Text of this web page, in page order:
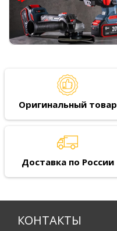
Оригинальный товар
Доставка по России
КОНТАКТЫ